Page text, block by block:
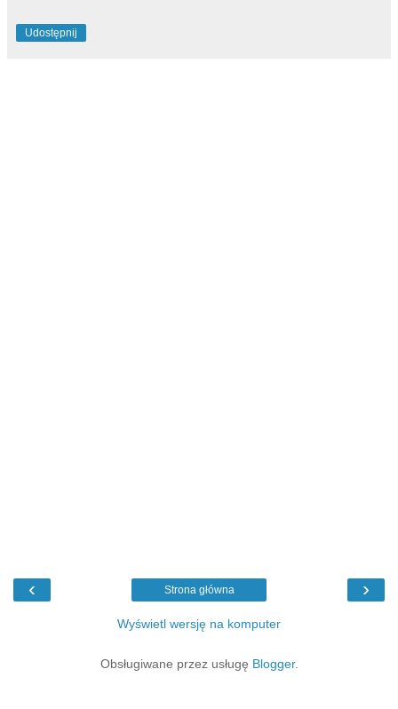
Udostępnij
‹ ›
Strona główna
Wyświetl wersję na komputer
Obsługiwane przez usługę Blogger.